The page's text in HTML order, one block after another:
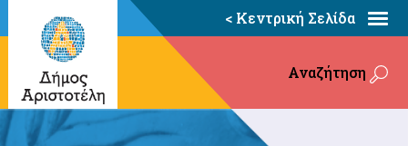
< Κεντρική Σελίδα
Αναζήτηση